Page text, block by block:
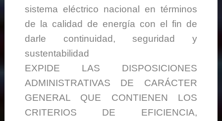
sistema eléctrico nacional en términos
de la calidad de energía con el fin de
darle continuidad, seguridad y
sustentabilidad
EXPIDE LAS DISPOSICIONES
ADMINISTRATIVAS DE CARÁCTER
GENERAL QUE CONTIENEN LOS
CRITERIOS DE EFICIENCIA,